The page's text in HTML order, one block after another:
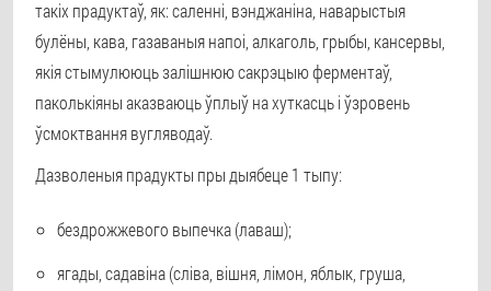
такіх прадуктаў, як: саленні, вэнджаніна, наварыстыя
булёны, кава, газаваныя напоі, алкаголь, грыбы, кансервы,
якія стымулююць залішнюю сакрэцыю ферментаў,
паколькіяны аказваюць ўплыў на хуткасць і ўзровень
ўсмоктвання вугляводаў.
Дазволеныя прадукты пры дыябеце 1 тыпу:
бездрожжевого выпечка (лаваш);
ягады, садавіна (сліва, вішня, лімон, яблык, груша,